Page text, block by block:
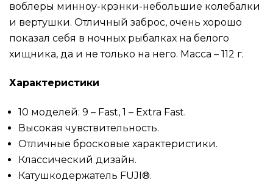
воблеры минноу-крэнки-небольшие колебалки
и вертушки. Отличный заброс, очень хорошо
показал себя в ночных рыбалках на белого
хищника, да и не только на него. Масса – 112 г.
Характеристики
10 моделей: 9 – Fast, 1 – Extra Fast.
Высокая чувствительность.
Отличные бросковые характеристики.
Классический дизайн.
Катушкодержатель FUJI®.